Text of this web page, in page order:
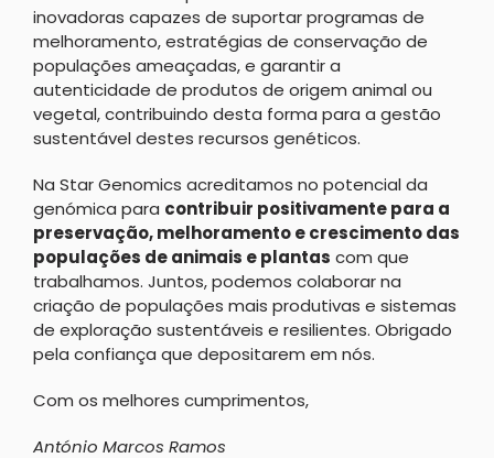
inovadoras capazes de suportar programas de
melhoramento, estratégias de conservação de
populações ameaçadas, e garantir a
autenticidade de produtos de origem animal ou
vegetal, contribuindo desta forma para a gestão
sustentável destes recursos genéticos.
Na Star Genomics acreditamos no potencial da
genómica para contribuir positivamente para a
preservação, melhoramento e crescimento das
populações de animais e plantas com que
trabalhamos. Juntos, podemos colaborar na
criação de populações mais produtivas e sistemas
de exploração sustentáveis e resilientes. Obrigado
pela confiança que depositarem em nós.
Com os melhores cumprimentos,
António Marcos Ramos